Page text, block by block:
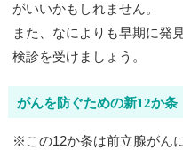
がいいかもしれません。
また、なによりも早期に発
検診を受けましょう。
がんを防ぐための新12か条
※この12か条は前立腺がん